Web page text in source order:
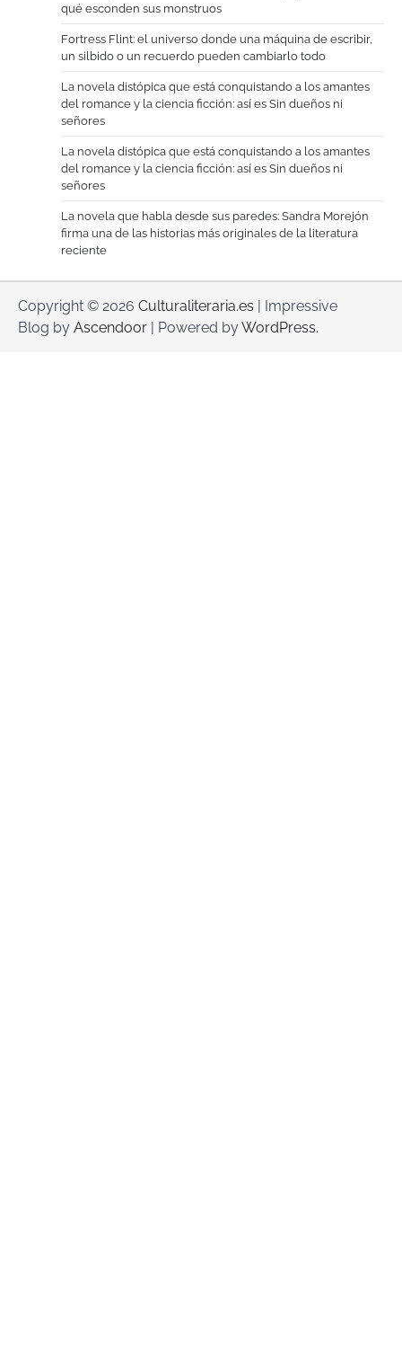
qué esconden sus monstruos
Fortress Flint: el universo donde una máquina de escribir,
un silbido o un recuerdo pueden cambiarlo todo
La novela distópica que está conquistando a los amantes
del romance y la ciencia ficción: así es Sin dueños ni
señores
La novela distópica que está conquistando a los amantes
del romance y la ciencia ficción: así es Sin dueños ni
señores
La novela que habla desde sus paredes: Sandra Morejón
firma una de las historias más originales de la literatura
reciente
Copyright © 2026 Culturaliteraria.es | Impressive
Blog by Ascendoor | Powered byWordPress.